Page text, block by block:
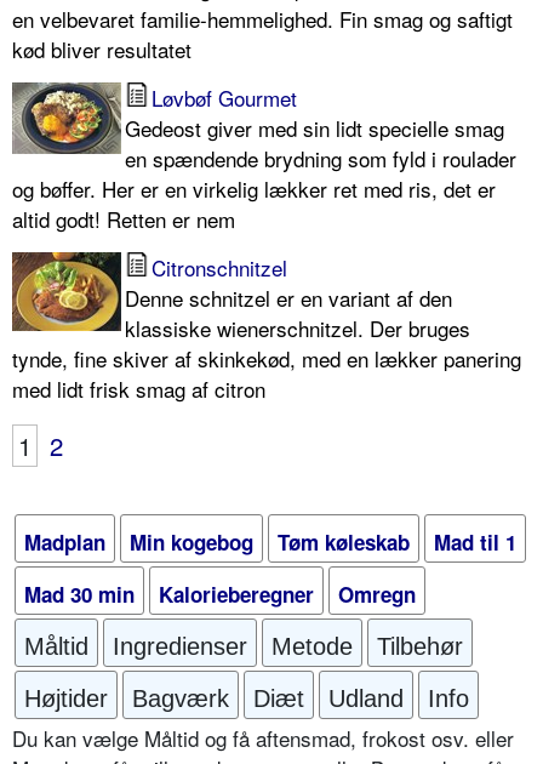
en velbevaret familie-hemmelighed. Fin smag og saftigt
kød bliver resultatet
Løvbøf Gourmet
Gedeost giver med sin lidt specielle smag
en spændende brydning som fyld i roulader
og bøffer. Her er en virkelig lækker ret med ris, det er
altid godt! Retten er nem
Citronschnitzel
Denne schnitzel er en variant af den
klassiske wienerschnitzel. Der bruges
tynde, fine skiver af skinkekød, med en lækker panering
med lidt frisk smag af citron
1 2
Madplan Min kogebog Tøm køleskab
Mad til 1
Mad 30 min
Kalorieberegner Omregn
Måltid Ingredienser Metode
Tilbehør
Højtider
Bagværk Diæt Udland Info
Du kan vælge Måltid og få aftensmad, frokost osv. eller